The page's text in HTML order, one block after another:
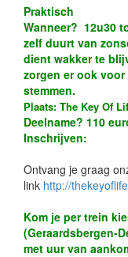
Praktisch
Wanneer? 12u30
zelf duurt van
dient wakker te
zorgen er ook
stemmen.
Plaats: The Key Of
Deelname? 110
Inschrijven:
Ontvang je graag
link http://
Kom je per trein
(Geraardsbergen-
met uur van